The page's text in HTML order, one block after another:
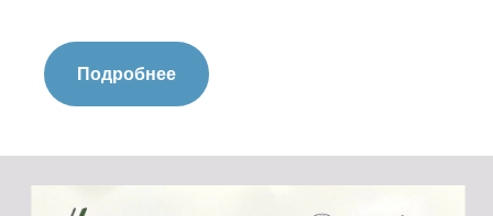
Подробнее